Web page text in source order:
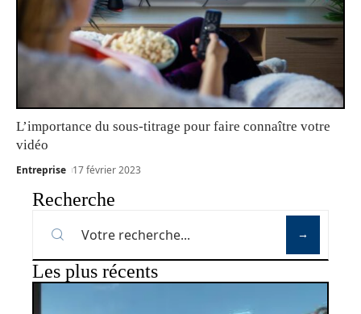
L’importance du sous-titrage pour faire connaître votre
vidéo
Entreprise 17 février 2023
Recherche
Les plus récents